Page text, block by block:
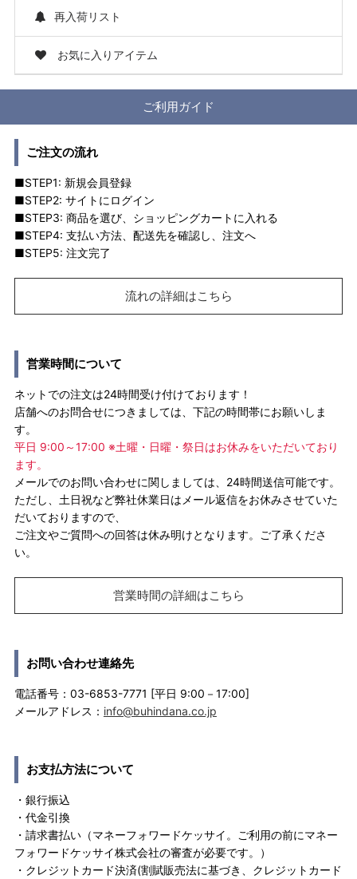
再入荷リスト
お気に入りアイテム
ご利用ガイド
ご注文の流れ
■STEP1: 新規会員登録
■STEP2: サイトにログイン
■STEP3: 商品を選び、ショッピングカートに入れる
■STEP4: 支払い方法、配送先を確認し、注文へ
■STEP5: 注文完了
流れの詳細はこちら
営業時間について
ネットでの注文は24時間受け付けております！
店舗へのお問合せにつきましては、下記の時間帯にお願いしま
す。
平日 9:00～17:00 ※土曜・日曜・祭日はお休みをいただいており
ます。
メールでのお問い合わせに関しましては、24時間送信可能です。
ただし、土日祝など弊社休業日はメール返信をお休みさせていた
だいておりますので、
ご注文やご質問への回答は休み明けとなります。ご了承くださ
い。
営業時間の詳細はこちら
お問い合わせ連絡先
電話番号：03-6853-7771 [平日 9:00－17:00]
メールアドレス： info@buhindana.co.jp
お支払方法について
・銀行振込
・代金引換
・請求書払い（マネーフォワードケッサイ。ご利用の前にマネー
フォワードケッサイ株式会社の審査が必要です。）
・クレジットカード決済(割賦販売法に基づき、クレジットカード